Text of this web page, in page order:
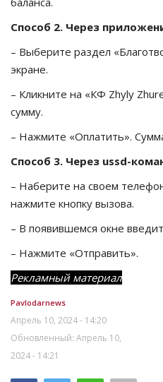
Способ 2. Через
– Выберите раздел
экране.
– Кликните на «КФ Zhyly
сумму.
– Нажмите «Оплатить».
Способ 3. Через ussd-
– Наберите на своем
нажмите кнопку вызова.
– В появившемся окне
– Нажмите «Отправить».
Рекламный материал
Pavlodarnews
Апрель 10, 2024 - 14:20
Обновленный: Апрель 10,
2024 - 14:21